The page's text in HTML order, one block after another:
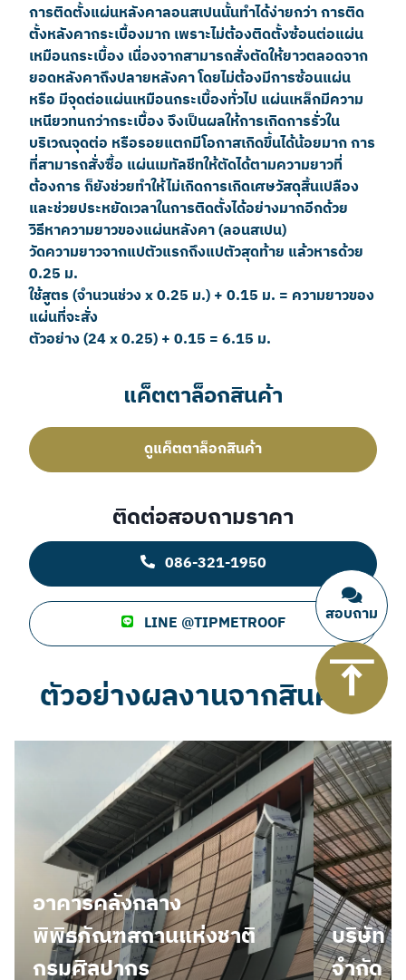
สอบถาม
การติดตั้งแผ่นหลังคาลอนสเปนนั้นทำได้ง่ายกว่า การติด
ตั้งหลังคากระเบื้องมาก เพราะไม่ต้องติดตั้งซ้อนต่อแผ่น
เหมือนกระเบื้อง เนื่องจากสามารถสั่งตัดให้ยาวตลอดจาก
ยอดหลังคาถึงปลายหลังคา โดยไม่ต้องมีการซ้อนแผ่น
หรือ มีจุดต่อแผ่นเหมือนกระเบื้องทั่วไป แผ่นเหล็กมีความ
เหนียวทนกว่ากระเบื้อง จึงเป็นผลให้การเกิดการรั่วใน
บริเวณจุดต่อ หรือรอยแตกมีโอกาสเกิดขึ้นได้น้อยมาก การ
ที่สามารถสั่งซื้อ แผ่นเมทัลชีทให้ตัดได้ตามความยาวที่
ต้องการ ก็ยังช่วยทำให้ไม่เกิดการเกิดเศษวัสดุสิ้นเปลือง
และช่วยประหยัดเวลาในการติดตั้งได้อย่างมากอีกด้วย
วิธีหาความยาวของแผ่นหลังคา (ลอนสเปน)
วัดความยาวจากแปตัวแรกถึงแปตัวสุดท้าย แล้วหารด้วย
0.25 ม.
ใช้สูตร (จำนวนช่วง x 0.25 ม.) + 0.15 ม. = ความยาวของ
แผ่นที่จะสั่ง
ตัวอย่าง (24 x 0.25) + 0.15 = 6.15 ม.
แค็ตตาล็อกสินค้า
ดูแค็ตตาล็อกสินค้า
ติดต่อสอบถามราคา
086-321-1950
LINE @TIPMETROOF
ตัวอย่างผลงานจากสินค้านี้
อาคารคลังกลาง
พิพิธภัณฑสถานแห่งชาติ
กรมศิลปากร
บริษัท
จำกัด